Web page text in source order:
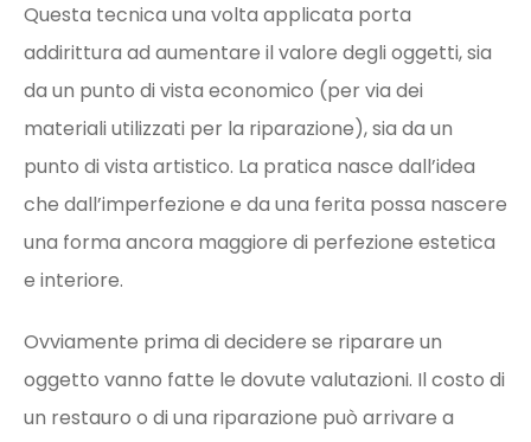
Questa tecnica una volta applicata porta
addirittura ad aumentare il valore degli oggetti, sia
da un punto di vista economico (per via dei
materiali utilizzati per la riparazione), sia da un
punto di vista artistico. La pratica nasce dall’idea
che dall’imperfezione e da una ferita possa nascere
una forma ancora maggiore di perfezione estetica
e interiore.
Ovviamente prima di decidere se riparare un
oggetto vanno fatte le dovute valutazioni. Il costo di
un restauro o di una riparazione può arrivare a